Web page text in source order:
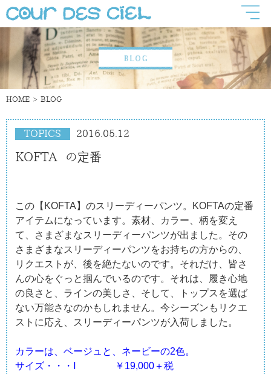
HOME BLOG
TOPICS 2016.05.12
KOFTA の定番
この【KOFTA】のスリーディーパンツ。KOFTAの定番
アイテムになっています。素材、カラー、柄を変え
て、さまざまなスリーディーパンツが出ました。その
さまざまなスリーディーパンツをお持ちの方からの、
リクエストが、後を絶たないのです。それだけ、皆さ
んの心をぐっと掴んでいるのです。それは、履き心地
の良さと、ラインの美しさ、そして、トップスを選ば
ない万能さなのかもしれません。今シーズンもリクエ
ストに応え、スリーディーパンツが入荷しました。
カラーは、ベージュと、ネービーの2色。
サイズ・・・Ⅰ ￥19,000＋税